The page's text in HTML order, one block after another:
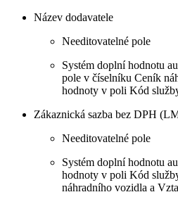
Název dodavatele
Needitovatelné pole
Systém doplní hodnotu
pole v číselníku Ceník
hodnoty v poli Kód
Zákaznická sazba bez DPH
Needitovatelné pole
Systém doplní hodnotu
hodnoty v poli Kód
náhradního vozidla a